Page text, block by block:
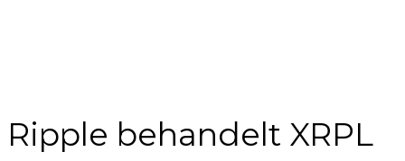
Ripple behandelt XRPL